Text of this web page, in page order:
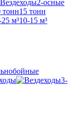
2-осные
15 тонн
10-15 м³
3-